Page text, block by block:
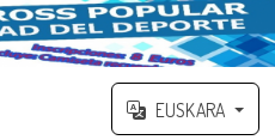
EUSKARA